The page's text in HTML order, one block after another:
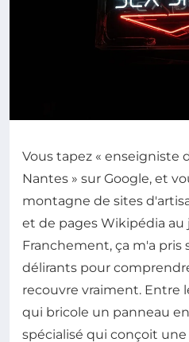
Vous tapez « enseigniste
Nantes » sur Google, et
montagne de sites
et de pages Wikipédia
Franchement, ça m'a pris
délirants pour
recouvre vraiment. Entre
qui bricole un panneau
spécialisé qui conçoit